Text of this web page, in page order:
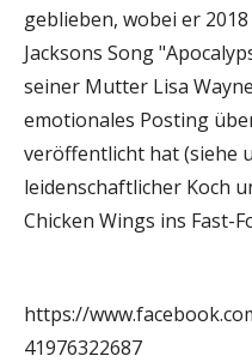
geblieben, wobei er
Jacksons Song
seiner Mutter Lisa
emotionales Posting
veröffentlicht hat (siehe
leidenschaftlicher Koch
Chicken Wings ins Fast-
https://
41976322687